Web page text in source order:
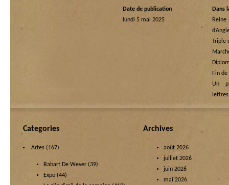
Date de publication
lundi 5 mai 2025
Dans
Triple
Fin
Un
Categories
Artes (167)
Babart De Wever (39)
Expo (44)
Archives
août 2026
juillet 2026
juin 2026
mai 2026